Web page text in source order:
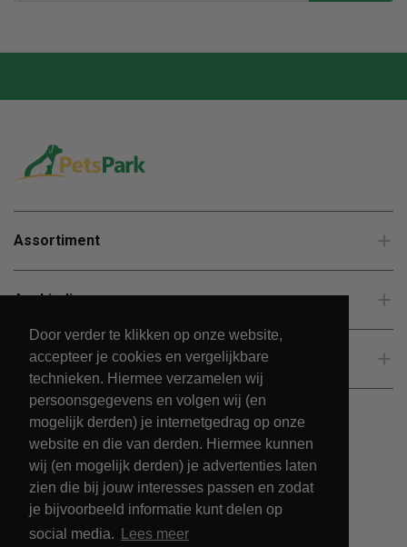
Door verder te klikken op onze website,
accepteer je cookies en vergelijkbare
technieken. Hiermee verzamelen wij
persoonsgegevens en volgen wij (en
mogelijk derden) je internetgedrag op onze
website en die van derden. Hiermee kunnen
wij (en mogelijk derden) je advertenties laten
zien die bij jouw interesses passen en zodat
je bijvoorbeeld informatie kunt delen op
social media.
Lees meer
Assortiment
Aanbiedingen
Klantenservice